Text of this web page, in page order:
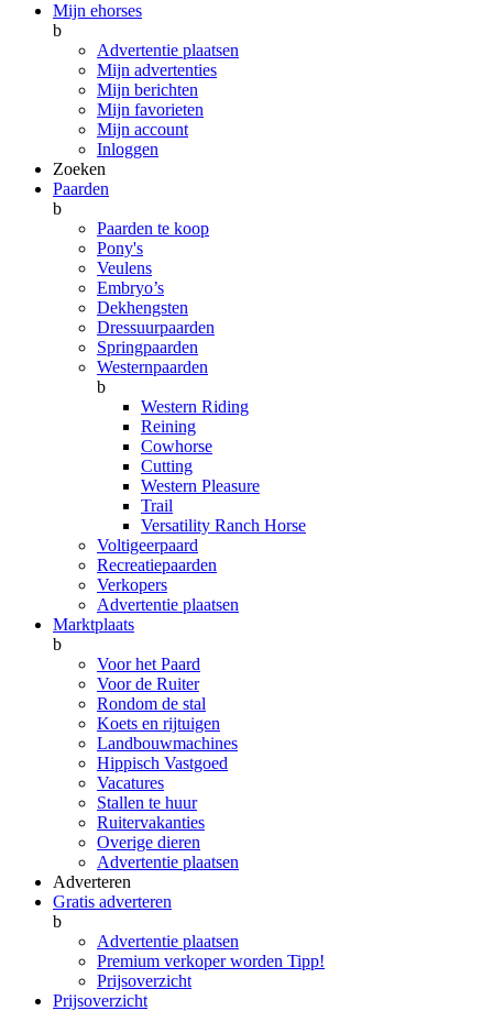
Mijn ehorses
b
Advertentie plaatsen
Mijn advertenties
Mijn berichten
Mijn favorieten
Mijn account
Inloggen
Zoeken
Paarden
b
Paarden te koop
Pony's
Veulens
Embryo’s
Dekhengsten
Dressuurpaarden
Springpaarden
Westernpaarden
b
Western Riding
Reining
Cowhorse
Cutting
Western Pleasure
Trail
Versatility Ranch Horse
Voltigeerpaard
Recreatiepaarden
Verkopers
Advertentie plaatsen
Marktplaats
b
Voor het Paard
Voor de Ruiter
Rondom de stal
Koets en rijtuigen
Landbouwmachines
Hippisch Vastgoed
Vacatures
Stallen te huur
Ruitervakanties
Overige dieren
Advertentie plaatsen
Adverteren
Gratis adverteren
b
Advertentie plaatsen
Premium verkoper worden Tipp!
Prijsoverzicht
Prijsoverzicht